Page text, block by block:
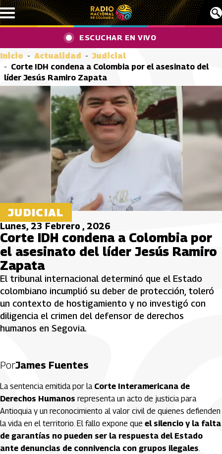
Pasar al contenido principal
ESCUCHAR EN VIVO
Inicio Actualidad
Judicial
Corte IDH condena a Colombia por el asesinato del
líder Jesús Ramiro Zapata
JUDICIAL
Lunes, 23 Febrero , 2026
Corte IDH condena a Colombia por
el asesinato del líder Jesús Ramiro
Zapata
El tribunal internacional determinó que el Estado
colombiano incumplió su deber de protección, toleró
un contexto de hostigamiento y no investigó con
diligencia el crimen del defensor de derechos
humanos en Segovia.
PorJames Fuentes
La sentencia emitida por la Corte Interamericana de
Derechos Humanos representa un acto de justicia para
Antioquia y un reconocimiento al valor civil de quienes defienden
la vida en el territorio. El fallo expone que el silencio y la falta
de garantías no pueden ser la respuesta del Estado
ante denuncias de connivencia con grupos ilegales.